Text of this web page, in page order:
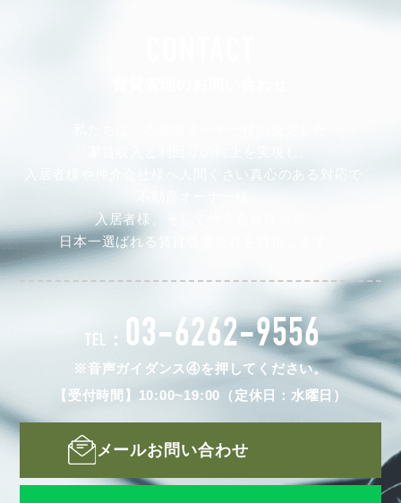
入居者様や仲介会社様へ人間くさい真心のある対応で、
入居者様、そして仲介会社様から
日本一選ばれる賃貸管理会社を目指します。
TEL： 03-6262-9556
※音声ガイダンス④を押してください。
【受付時間】10:00~19:00（定休日：水曜日）
メールお問い合わせ